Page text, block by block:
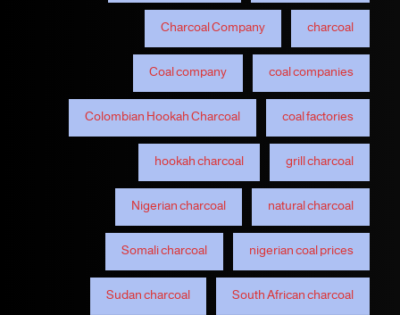
charcoal
Charcoal Company
coal companies
Coal company
coal factories
Colombian Hookah Charcoal
grill charcoal
hookah charcoal
natural charcoal
Nigerian charcoal
nigerian coal prices
Somali charcoal
South African charcoal
Sudan charcoal